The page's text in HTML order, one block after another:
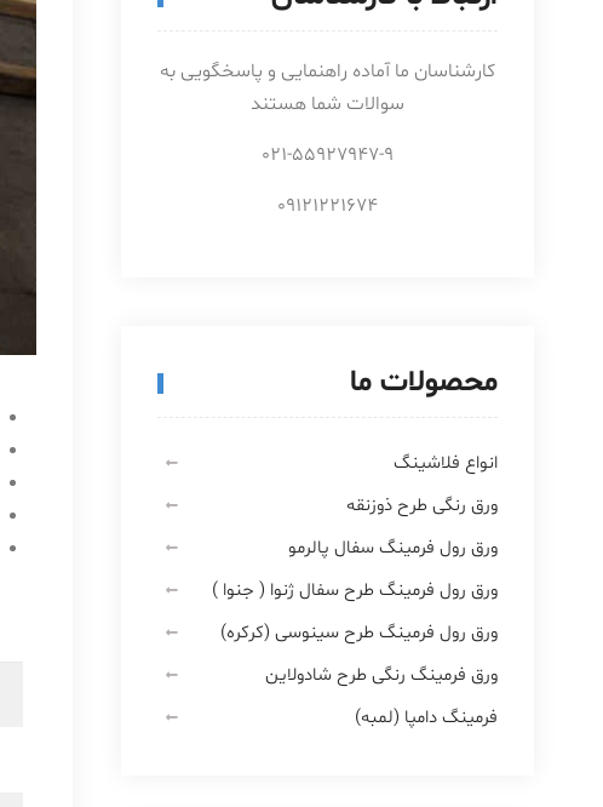
کارشناسان ما آماده راهنمایی و پاسخگویی به
سوالات شما هستند
021-55927947-9
09121221674
محصولات ما
انواع فلاشینگ
ورق رنگی طرح ذوزنقه
ورق رول فرمینگ سفال پالرمو
ورق رول فرمینگ طرح سفال ژنوا ( جنوا )
ورق رول فرمینگ طرح سینوسی (کرکره)
ورق فرمینگ رنگی طرح شادولاین
فرمینگ دامپا (لمبه)